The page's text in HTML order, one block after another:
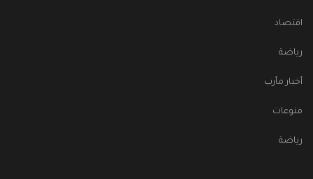
اقتصاد
رياضة
أخبار مأرب
منوعات
رياضة